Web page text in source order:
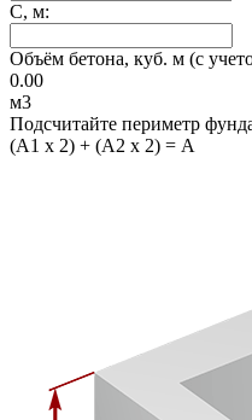
C, м:
Объём бетона, куб. м (с
0.00
м3
Подсчитайте периметр
(A1 x 2) + (A2 x 2) = A